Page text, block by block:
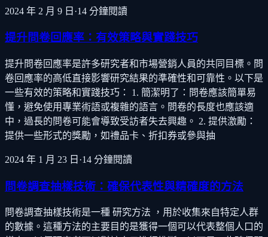
2024 年 2 月 9 日 ·14 分鐘閱讀
提升問卷回應率：有效策略與實踐技巧
提升問卷回應率是許多研究者和市場營銷人員的共同目標。問
卷回應率的高低直接影響研究結果的準確性和可靠性。以下是
一些有效的策略和實踐技巧： 1. 簡潔明了：問卷應該簡單易
懂，避免使用專業術語或複雜的語言。問卷的長度也應該適
中，過長的問卷可能會導致受訪者失去興趣。 2. 提供激勵：
提供一些形式的獎勵，如禮品卡、折扣券或參與抽
2024 年 1 月 23 日 ·14 分鐘閱讀
問卷調查抽樣技術：確保代表性與精確度的方法
問卷調查抽樣技術是一種 研究方法 ，用於收集來自特定人群
的數據。這種方法的主要目的是獲得一個可以代表整個人口的